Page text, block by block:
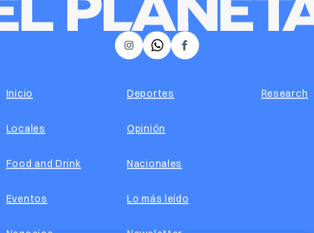
𝕏 Facebook
Instagram
Inicio
Locales
Food and Drink
Eventos
Deportes
Opinión
Nacionales
Lo más leído
Research